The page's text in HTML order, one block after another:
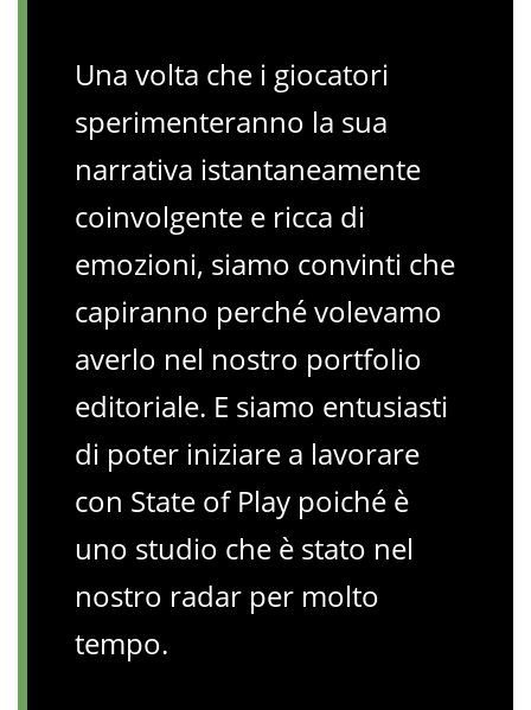
Una volta che i giocatori
sperimenteranno la sua
narrativa istantaneamente
coinvolgente e ricca di
emozioni, siamo convinti che
capiranno perché volevamo
averlo nel nostro portfolio
editoriale. E siamo entusiasti
di poter iniziare a lavorare
con State of Play poiché è
uno studio che è stato nel
nostro radar per molto
tempo.